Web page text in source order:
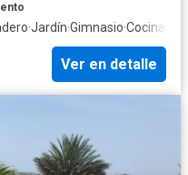
·Jardín·Gimnasio·Cocina
Ver en detalle